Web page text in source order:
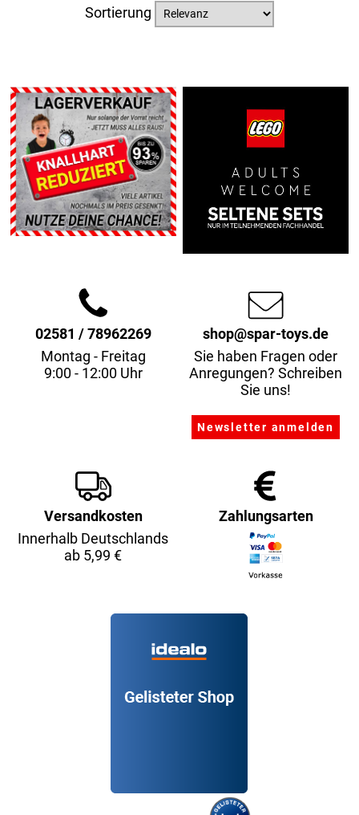
Sortierung
02581 / 78962269
Montag - Freitag
9:00 - 12:00 Uhr
shop@spar-toys.de
Sie haben Fragen oder
Anregungen? Schreiben
Sie uns!
Versandkosten
Innerhalb Deutschlands
ab 5,99 €
Zahlungsarten